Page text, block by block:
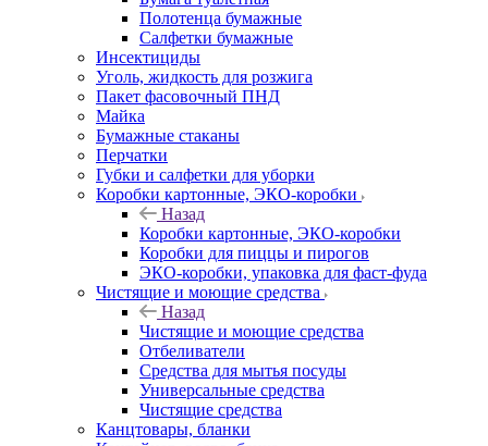
Полотенца бумажные
Салфетки бумажные
Инсектициды
Уголь, жидкость для розжига
Пакет фасовочный ПНД
Майка
Бумажные стаканы
Перчатки
Губки и салфетки для уборки
Коробки картонные, ЭКО-коробки
Назад
Коробки картонные, ЭКО-коробки
Коробки для пиццы и пирогов
ЭКО-коробки, упаковка для фаст-фуда
Чистящие и моющие средства
Назад
Чистящие и моющие средства
Отбеливатели
Средства для мытья посуды
Универсальные средства
Чистящие средства
Канцтовары, бланки